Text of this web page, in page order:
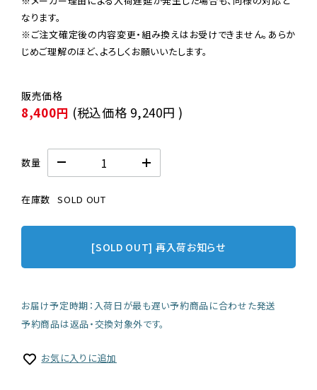
なります。
※ご注文確定後の内容変更・組み換えはお受けできません。あらか
じめご理解のほど、よろしくお願いいたします。
8,400円 (税込価格 9,240円 )
数量
在庫数 SOLD OUT
[SOLD OUT] 再入荷お知らせ
お届け予定時期：入荷日が最も遅い予約商品に合わせた発送
予約商品は返品・交換対象外です。
お気に入りに追加